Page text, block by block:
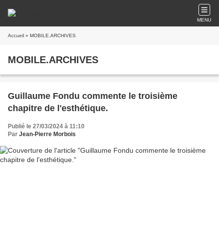
MENU
Accueil » MOBILE.ARCHIVES
MOBILE.ARCHIVES
Guillaume Fondu commente le troisième
chapitre de l'esthétique.
Publié le 27/03/2024 à 11:10
Par Jean-Pierre Morbois